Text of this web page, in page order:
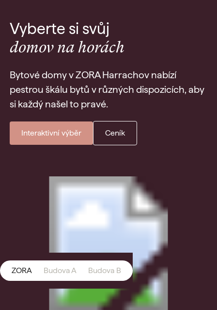
Vyberte si svůj
domov na horách
Bytové domy v ZORA Harrachov nabízí
pestrou škálu bytů v různých dispozicích, aby
si každý našel to pravé.
Interaktivní výběr Ceník
ZORA Budova A Budova B